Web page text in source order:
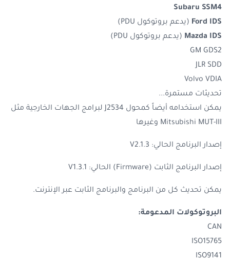
Subaru SSM4
Ford IDS (يدعم بروتوكول PDU)
Mazda IDS (يدعم بروتوكول PDU)
GM GDS2
JLR SDD
Volvo VDIA
تحديثات مستمرة...
يمكن استخدامه أيضاً كمحول J2534 لبرامج الجهات الخارجية مثل
Mitsubishi MUT-III وغيرها
إصدار البرنامج الحالي: V2.1.3
إصدار البرنامج الثابت (Firmware) الحالي: V1.3.1
يمكن تحديث كل من البرنامج والبرنامج الثابت عبر الإنترنت.
البروتوكولات المدعومة:
CAN
ISO15765
ISO9141